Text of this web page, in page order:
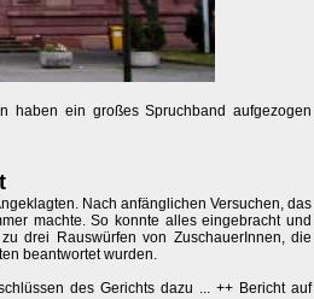
haben ein großes Spruchband aufgezogen
Nach anfänglichen Versuchen, das
machte. So konnte alles eingebracht und
drei Rauswürfen von ZuschauerInnen, die
beantwortet wurden.
des Gerichts dazu ... ++ Bericht auf